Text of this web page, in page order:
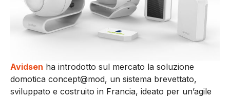
Avidsen ha introdotto sul mercato la soluzione
domotica concept@mod, un sistema brevettato,
sviluppato e costruito in Francia, ideato per un’agile